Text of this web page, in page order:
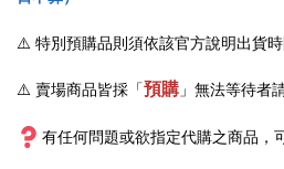
⚠️ 特別預購品則須依該官方說明出貨時
⚠️ 賣場商品皆採 「預購 」 無法等待者
有任何問題或欲指定代購之商品，